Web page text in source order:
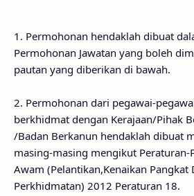
1. Permohonan hendaklah dibuat
Permohonan Jawatan yang boleh
pautan yang diberikan di bawah.
2. Permohonan dari pegawai-
berkhidmat dengan Kerajaan/Pihak
/Badan Berkanun hendaklah dibuat
masing-masing mengikut Peraturan-
Awam (Pelantikan,Kenaikan Pangkat
Perkhidmatan) 2012 Peraturan 18.